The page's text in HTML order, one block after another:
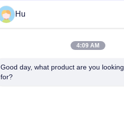
Hu
4:09 AM
Good day, what product are you looking
for?